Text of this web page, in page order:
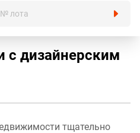
с дизайнерским
тщательно